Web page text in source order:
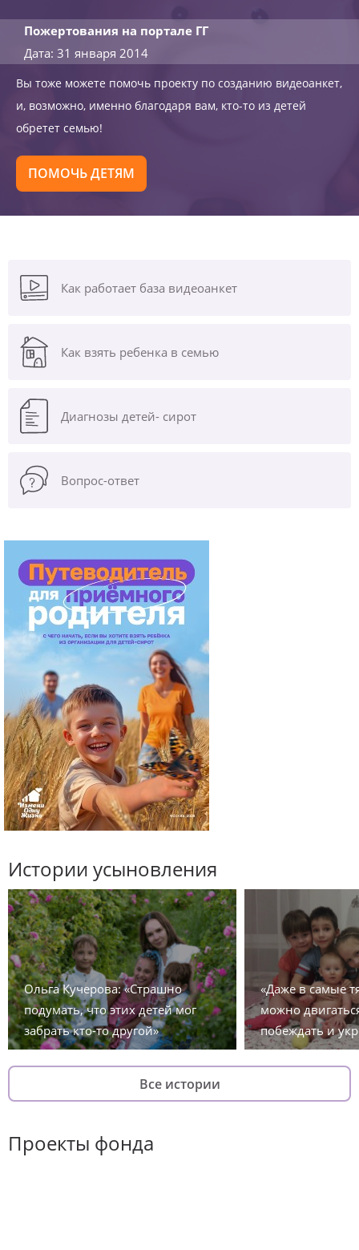
Пожертования на портале ГГ
Дата: 31 января 2014
Вы тоже можете помочь проекту по созданию видеоанкет,
и, возможно, именно благодаря вам, кто-то из детей
обретет семью!
ПОМОЧЬ ДЕТЯМ
Как работает база видеоанкет
Как взять ребенка в семью
Диагнозы детей- сирот
Вопрос-ответ
Истории усыновления
Ольга Кучерова: «Страшно
подумать, что этих детей мог
забрать кто-то другой»
«Даже в самые
можно
побеждать и
Все истории
Проекты фонда